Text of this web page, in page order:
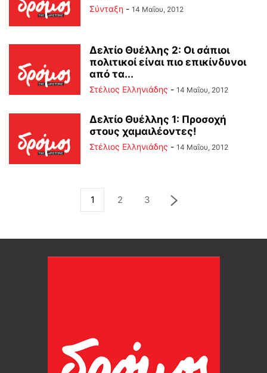
Σύνταξη - 14 Μαΐου, 2012
Δελτίο Θυέλλης 2: Οι σάπιοι
πολιτικοί είναι πιο επικίνδυνοι
από τα...
Στέλιος Ελληνιάδης - 14 Μαΐου, 2012
Δελτίο Θυέλλης 1: Προσοχή
στους χαμαιλέοντες!
Στέλιος Ελληνιάδης - 14 Μαΐου, 2012
1 2 3